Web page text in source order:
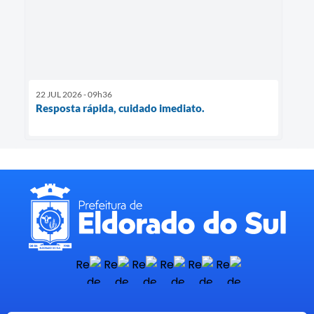
22 JUL 2026 - 09h36
Resposta rápida, cuidado imediato.